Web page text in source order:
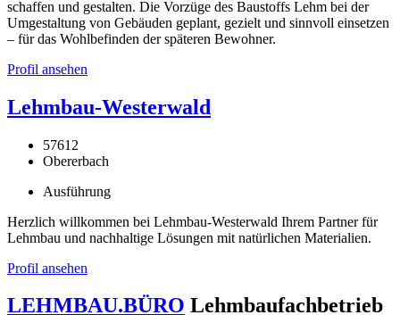
schaffen und gestalten. Die Vorzüge des Baustoffs Lehm bei der
Umgestaltung von Gebäuden geplant, gezielt und sinnvoll einsetzen
– für das Wohlbefinden der späteren Bewohner.
Profil ansehen
Lehmbau-Westerwald
57612
Obererbach
Ausführung
Herzlich willkommen bei Lehmbau-Westerwald Ihrem Partner für
Lehmbau und nachhaltige Lösungen mit natürlichen Materialien.
Profil ansehen
LEHMBAU.BÜRO Lehmbaufachbetrieb